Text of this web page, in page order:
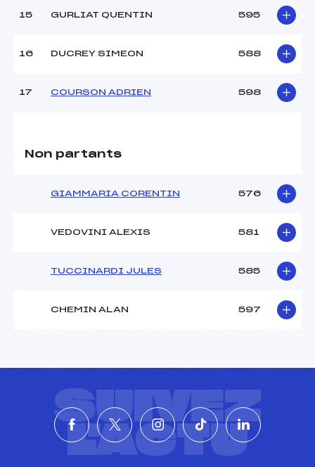
15 GURLIAT QUENTIN 595
16 DUCREY SIMEON 588
17 COURSON ADRIEN 598
Non partants
GIAMMARIA CORENTIN 576
VEDOVINI ALEXIS 581
TUCCINARDI JULES 585
CHEMIN ALAN 597
SUIVEZ
L'ACTU